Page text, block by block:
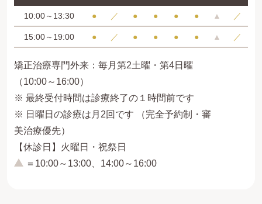
10:00～13:30 ● ／ ● ● ● ● ▲ ／
15:00～19:00 ● ／ ● ● ● ● ▲ ／
矯正治療専門外来：毎月第2土曜・第4日曜
（10:00～16:00）
※ 最終受付時間は診療終了の１時間前です
※ 日曜日の診療は月2回です （完全予約制・審
美治療優先）
【休診日】火曜日・祝祭日
＝10:00～13:00、14:00～16:00